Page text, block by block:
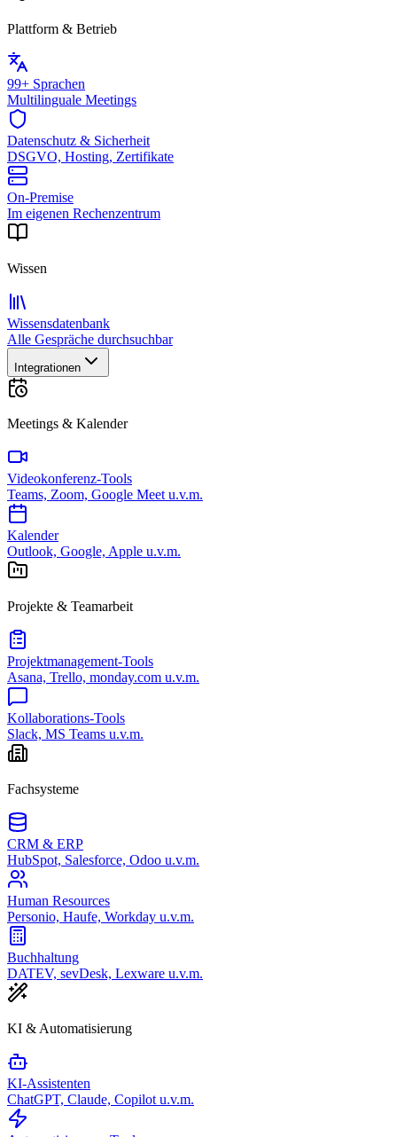
Plattform & Betrieb
99+ Sprachen
Multilinguale Meetings
Datenschutz & Sicherheit
DSGVO, Hosting, Zertifikate
On-Premise
Im eigenen Rechenzentrum
Wissen
Wissensdatenbank
Alle Gespräche durchsuchbar
Integrationen
Meetings & Kalender
Videokonferenz-Tools
Teams, Zoom, Google Meet u.v.m.
Kalender
Outlook, Google, Apple u.v.m.
Projekte & Teamarbeit
Projektmanagement-Tools
Asana, Trello, monday.com u.v.m.
Kollaborations-Tools
Slack, MS Teams u.v.m.
Fachsysteme
CRM & ERP
HubSpot, Salesforce, Odoo u.v.m.
Human Resources
Personio, Haufe, Workday u.v.m.
Buchhaltung
DATEV, sevDesk, Lexware u.v.m.
KI & Automatisierung
KI-Assistenten
ChatGPT, Claude, Copilot u.v.m.